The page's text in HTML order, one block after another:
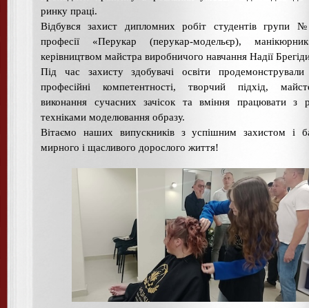
ринку праці.
Відбувся захист дипломних робіт студентів
професії «Перукар (перукар-модельєр),
керівництвом майстра виробничого навчання Надії
Під час захисту здобувачі освіти продемонстрували
професійні компетентності, творчий підхід,
виконання сучасних зачісок та вміння працювати з
техніками моделювання образу.
Вітаємо наших випускників з успішним захистом і
мирного і щасливого дорослого життя!